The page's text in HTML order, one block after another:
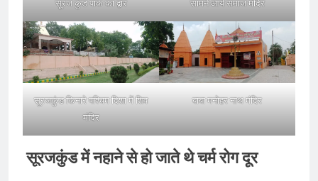
सूरज कुंड पार्क का द्वार
सामने आर्य समाज मंदिर
सूरजकुंड किनारे पश्चिम दिशा में शिव
मंदिर
बाबा मनोहर नाथ मंदिर
सूरजकुंड में नहाने से हो जाते थे चर्म रोग दूर